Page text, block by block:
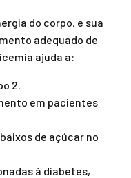
do corpo, e sua
adequado de
ajuda a:
2.
em pacientes
de açúcar no
à diabetes,